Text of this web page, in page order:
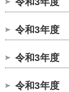
令和3年度